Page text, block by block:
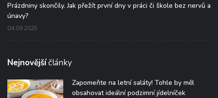
Prázdniny skončily. Jak přežít první dny v práci či škole bez nervů a
únavy?
04.09.2025
Nejnovějšíčlánky
Zapomeňte na letní saláty! Tohle by měl
obsahovat ideální podzimní jídelníček